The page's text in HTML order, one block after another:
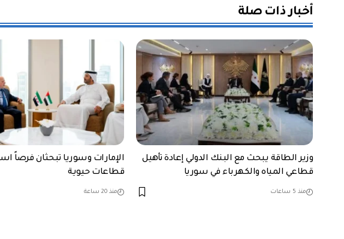
أخبار ذات صلة
وزير الطاقة يبحث مع البنك الدولي إعادة تأهيل
قطاعي المياه والكهرباء في سوريا
منذ 5 ساعات
قطاعات حيوية
منذ 20 ساعة